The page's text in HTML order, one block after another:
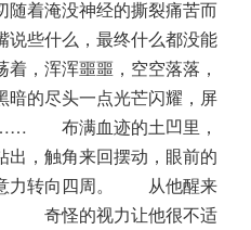
随着淹没神经的撕裂痛苦而
说些什么，最终什么都没能
，浑浑噩噩，空空落落，
暗的尽头一点光芒闪耀，屏
　　布满血迹的土凹里，
出，触角来回摆动，眼前的
力转向四周。　　从他醒来
　　奇怪的视力让他很不适